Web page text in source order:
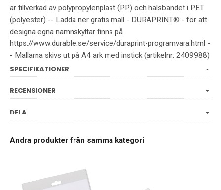
är tillverkad av polypropylenplast (PP) och halsbandet i PET
(polyester) -- Ladda ner gratis mall - DURAPRINT® - för att
designa egna namnskyltar finns på
https://www.durable.se/service/duraprint-programvara.html -
- Mallarna skivs ut på A4 ark med instick (artikelnr: 2409988)
SPECIFIKATIONER
RECENSIONER
DELA
Andra produkter från samma kategori